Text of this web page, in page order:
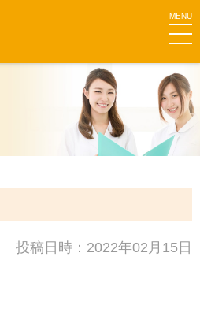
投稿日時：2022年02月15日